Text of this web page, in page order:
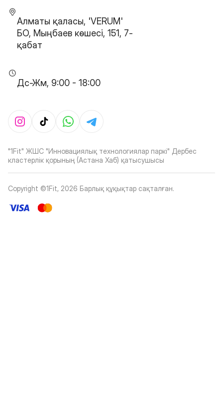
Алматы қаласы, 'VERUM'
БО, Мыңбаев көшесі, 151, 7-
қабат
Дс-Жм, 9:00 - 18:00
"1Fit" ЖШС "Инновациялық технологиялар паркі" Дербес
кластерлік қорының (Астана Хаб) қатысушысы
Copyright ©1Fit, 2026 Барлық құқықтар сақталған.